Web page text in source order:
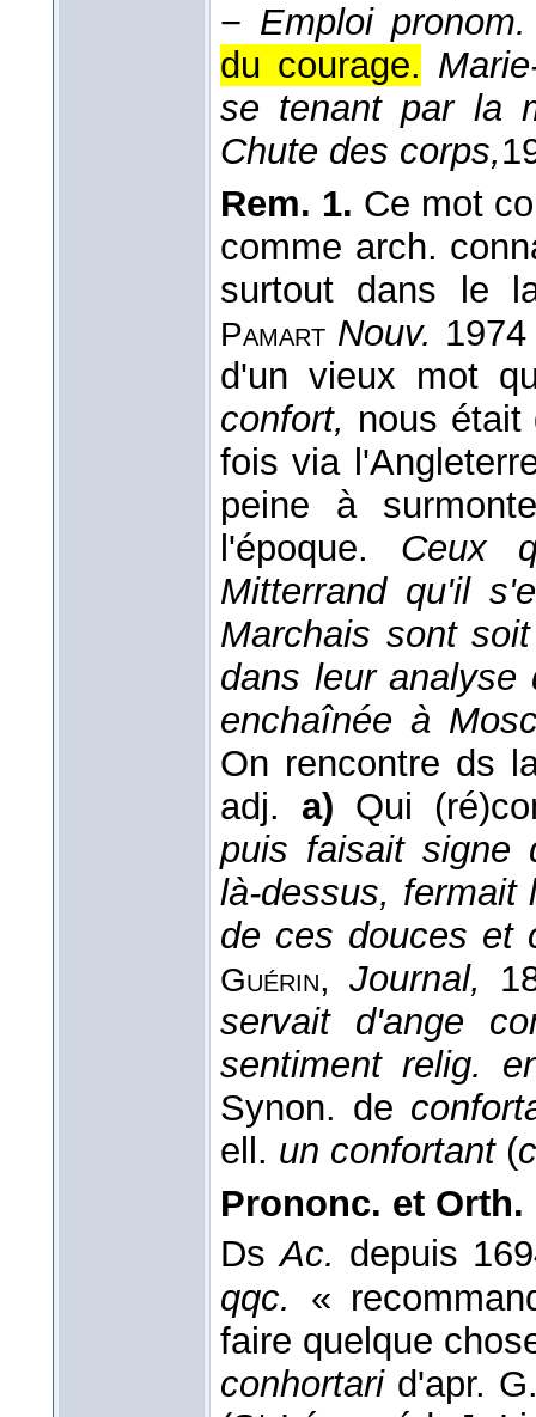
− Emploi
du courage.
se tenant par la
Chute des corps,
Rem. 1. Ce mot
comme arch.
surtout dans le
Pamart Nouv.
d'un vieux mot
confort, nous était
fois via
peine à
l'époque. Ceux
Mitterrand qu'il
Marchais sont
dans leur analyse
enchaînée à
On rencontre ds
adj. a) Qui
puis faisait signe
là-dessus, fermait
de ces douces et
Guérin,Journal,
servait d'ange
sentiment relig.
Synon. de
ell. un confortant(
Prononc. et Orth.
DsAc. depuis
qqc. «
faire quelque
conhortarid'apr.